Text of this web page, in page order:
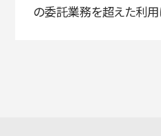
の委託業務を超えた利用